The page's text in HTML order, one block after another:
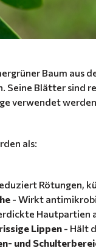
Baum aus
Seine Blätter sind
verwendet werden.
als:
Rötungen,
- Wirkt
Hautpartien
Lippen - Hält
und